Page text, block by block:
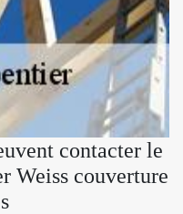
contacter le
Weiss couverture